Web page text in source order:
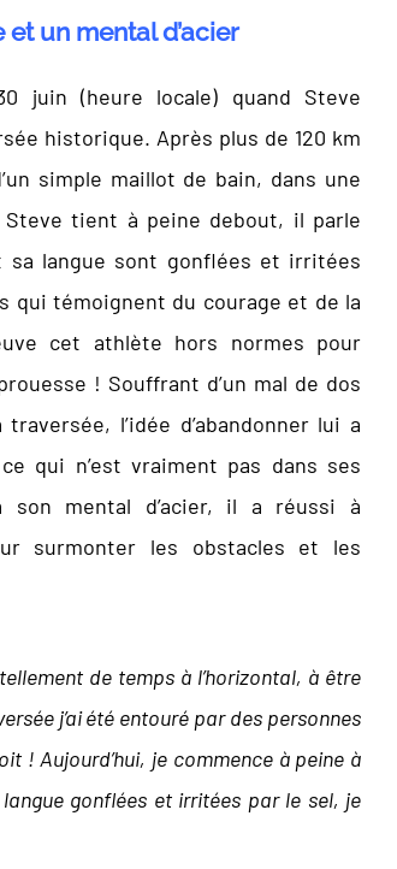
un mental d’acier
juin (heure locale) quand Steve
historique. Après plus de 120 km
simple maillot de bain, dans une
Steve tient à peine debout, il parle
sa langue sont gonflées et irritées
qui témoignent du courage et de la
cet athlète hors normes pour
! Souffrant d’un mal de dos
l’idée d’abandonner lui a
qui n’est vraiment pas dans ses
son mental d’acier, il a réussi à
surmonter les obstacles et les
de temps à l’horizontal, à être
j’ai été entouré par des personnes
! Aujourd’hui, je commence à peine à
gonflées et irritées par le sel, je